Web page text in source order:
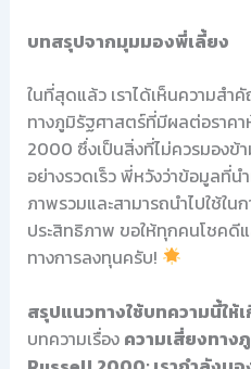
บทสรุปจากมุมมองพี่เลี้ยง
ในที่สุดแล้ว เราได้เห็นความสำ
ทางภูมิรัฐศาสตร์ที่มีผลต่อราค
2000 ซึ่งเป็นสิ่งที่ไม่ควรมองข้
อย่างรวดเร็ว พี่หวังว่าข้อมูลที่น
ภาพรวมและสามารถนำไปใช้ใน
ประสิทธิภาพ ขอให้ทุกคนโชคดีแ
ทางการลงทุนครับ!
สรุปแนวทางใช้บทความนี้ให้
บทความเรื่อง ความเสี่ยงทาง